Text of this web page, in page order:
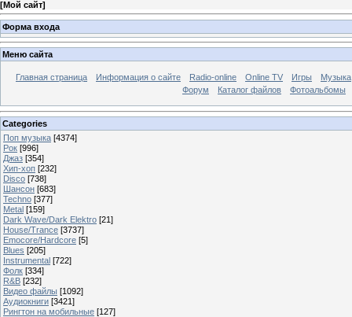
[Мой сайт]
Форма входа
Меню сайта
Главная страница Информация о сайте Radio-online Online TV Игры
Музыка
Форум
Каталог файлов Фотоальбомы
Categories
Поп музыка [4374]
Рок [996]
Джаз [354]
Хип-хоп [232]
Disco [738]
Шансон [683]
Techno [377]
Metal [159]
Dark Wave/Dark Elektro [21]
House/Trance [3737]
Emocore/Hardcore [5]
Blues [205]
Instrumental [722]
Фолк [334]
R&B [232]
Видео файлы [1092]
Аудиокниги [3421]
Рингтон на мобильные [127]